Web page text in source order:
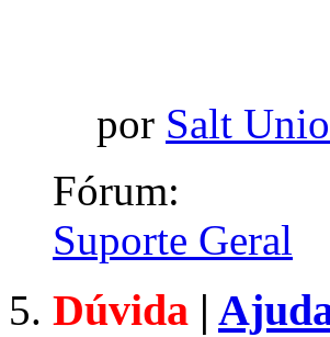
por Salt
Fórum:
Suporte Geral
Dúvida |